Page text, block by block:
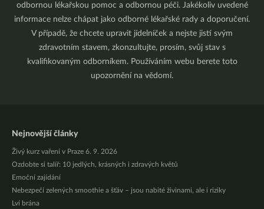
odbornou lékařskou pomoc a odbornou péči. Jakékoliv uvedené
informace nelze chápat jako odborné lékařské rady a doporučení.
V případě, že chcete upravit jídelníček a nejste jistí svým
zdravotním stavem, zkonzultujte, prosím, svůj stav s
kvalifikovaným odborníkem. Používáním webu berete toto
upozornění na vědomí.
Nejnovější články
Živý kurz vaření v Praze 6. 9. 2026
Ozdobte si talíř: 10 jedlých, krásných i zdravých květů
Emoční zajídání
Nebezpečí zelených smoothie a šťáv – jsou nabité živinami, ale i riziky
Lví brána